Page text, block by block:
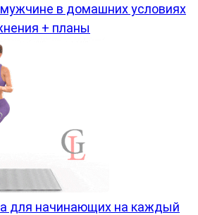
мужчине в домашних условиях
+ планы
для начинающих на каждый